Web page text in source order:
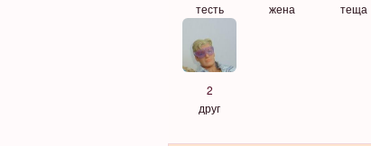
тесть
жена
теща
2
друг